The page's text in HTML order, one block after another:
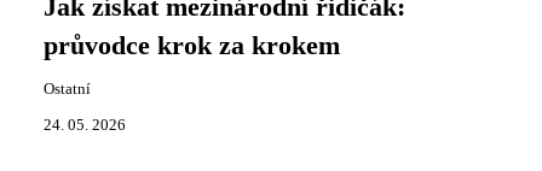
Jak získat mezinárodní řidičák:
průvodce krok za krokem
Ostatní
24. 05. 2026